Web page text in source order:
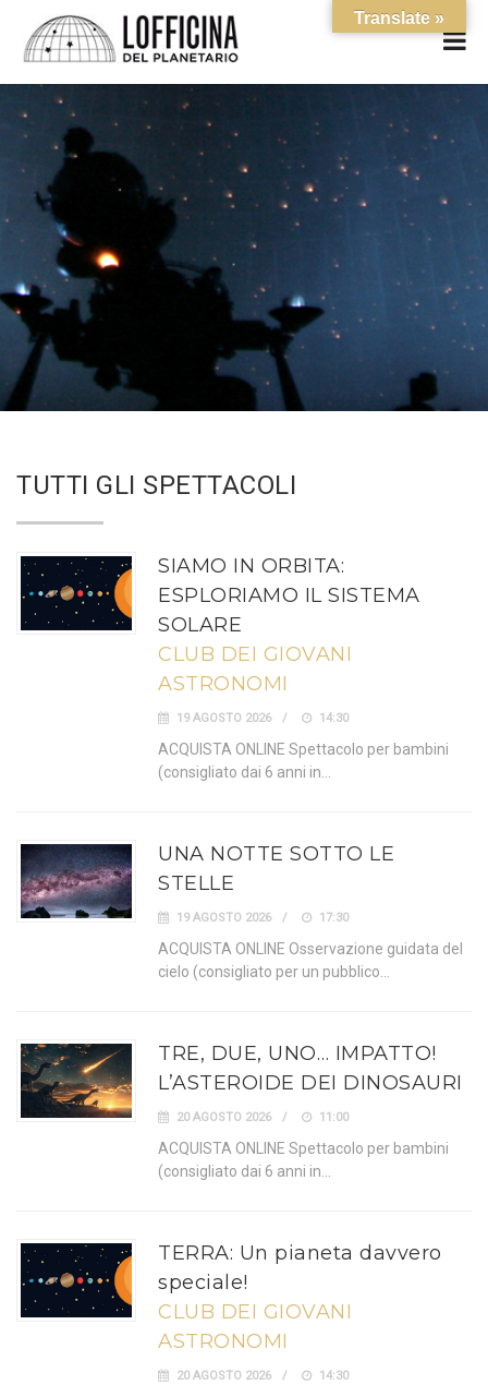
TUTTI GLI SPETTACOLI
SIAMO IN ORBITA:
ESPLORIAMO IL SISTEMA
SOLARE
CLUB DEI GIOVANI
ASTRONOMI
19 AGOSTO 2026 14:30
ACQUISTA ONLINE Spettacolo per bambini
(consigliato dai 6 anni in…
UNA NOTTE SOTTO LE
STELLE
19 AGOSTO 2026 17:30
ACQUISTA ONLINE Osservazione guidata del
cielo (consigliato per un pubblico…
TRE, DUE, UNO… IMPATTO!
L’ASTEROIDE DEI DINOSAURI
20 AGOSTO 2026 11:00
ACQUISTA ONLINE Spettacolo per bambini
(consigliato dai 6 anni in…
TERRA: Un pianeta davvero
speciale!
CLUB DEI GIOVANI
ASTRONOMI
20 AGOSTO 2026 14:30
Translate »